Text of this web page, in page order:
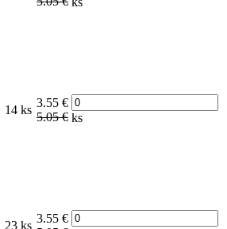
14 ks
3.55 €
5.05 € ks
23 ks
3.55 €